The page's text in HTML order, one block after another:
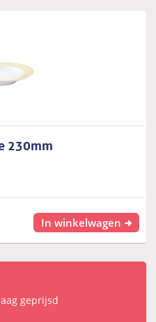
230mm
In winkelwagen
geprijsd